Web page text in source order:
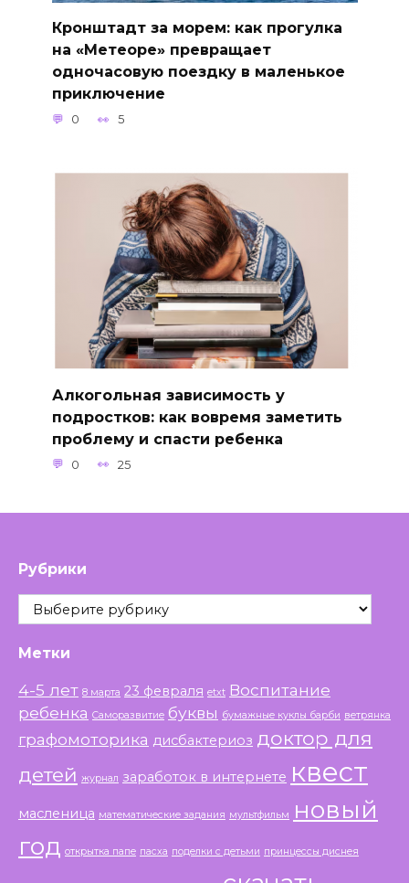
Кронштадт за морем: как прогулка
на «Метеоре» превращает
одночасовую поездку в маленькое
приключение
0 5
Алкогольная зависимость у
подростков: как вовремя заметить
проблему и спасти ребенка
0 25
Рубрики
Рубрики
Метки
4-5 лет 8 марта 23 февраля etxt Воспитание
ребенка Саморазвитие буквы бумажные куклы барби ветрянка
графомоторика дисбактериоз доктор для
детей журнал заработок в интернете квест
масленица математические задания мультфильм
новый
год открытка папе пасха поделки с детьми принцессы диснея